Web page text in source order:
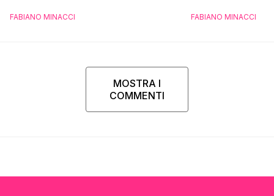
FABIANO MINACCI
l’esclusiva di
FABIANO MINACCI
MOSTRA I
COMMENTI